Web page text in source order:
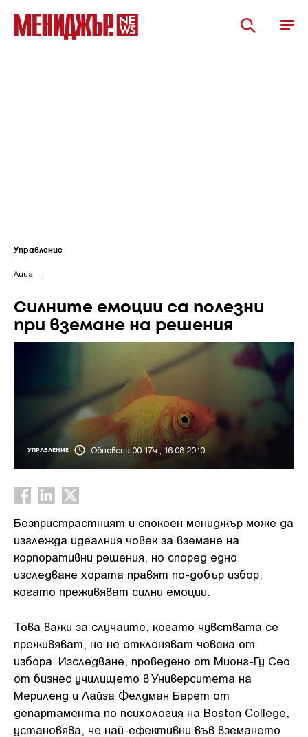
Управление
Лица |
Силните емоции са полезни
при вземане на решения
УПРАВЛЕНИЕ Обновена 00:17ч., 16.08.2010
Безпристрастният и спокоен мениджър може да
изглежда идеалния човек за вземане на
корпоративни решения, но според едно
изследване хората правят по-добър избор,
когато преживяват силни емоции.
Това важи за случаите, когато чувствата се
преживяват, но не отклоняват човека от
избора. Изследване, проведено от Мионг-Гу Сео
от бизнес училището в Университета на
Мериленд и Лайза Фелдман Барет от
департамента по психология на Boston College,
установява, че най-ефективни във вземането